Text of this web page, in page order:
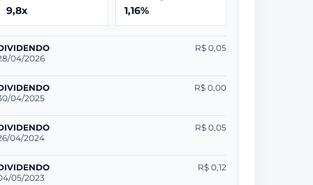
9,8x 1,16%
04/2026
R$ 0,05
04/2025
R$ 0,00
04/2024
R$ 0,05
05/2023
R$ 0,12